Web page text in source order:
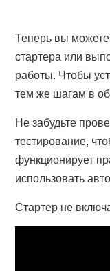
Теперь вы
стартера или
работы. Чтобы
тем же шагам в
Не забудьте
тестирование,
функционирует
использовать
Стартер не